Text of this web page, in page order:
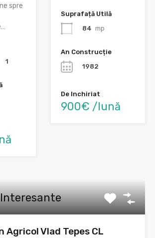
spre
1
Suprafață Utilă
84 mp
An Construcție
1982
De Inchiriat
900€ /lună
Agricol Vlad Tepes CL